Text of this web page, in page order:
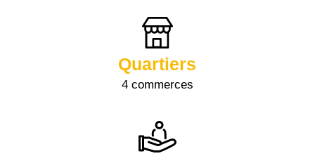
Quartiers
4 commerces